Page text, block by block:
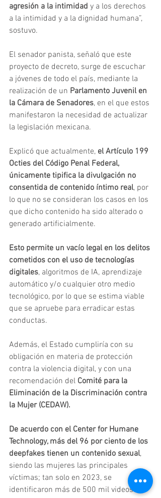
agresión a la intimidad y a los derechos
a la intimidad y a la dignidad humana”,
sostuvo.
El senador panista, señaló que este
proyecto de decreto, surge de escuchar
a jóvenes de todo el país, mediante la
realización de un Parlamento Juvenil en
la Cámara de Senadores, en el que estos
manifestaron la necesidad de actualizar
la legislación mexicana.
Explicó que actualmente, el Artículo 199
Octies del Código Penal Federal,
únicamente tipifica la divulgación no
consentida de contenido íntimo real, por
lo que no se consideran los casos en los
que dicho contenido ha sido alterado o
generado artificialmente.
Esto permite un vacío legal en los delitos
cometidos con el uso de tecnologías
digitales, algoritmos de IA, aprendizaje
automático y/o cualquier otro medio
tecnológico, por lo que se estima viable
que se apruebe para erradicar estas
conductas.
Además, el Estado cumpliría con su
obligación en materia de protección
contra la violencia digital, y con una
recomendación del Comité para la
Eliminación de la Discriminación contra
la Mujer (CEDAW).
De acuerdo con el Center for Humane
Technology, más del 96 por ciento de los
deepfakes tienen un contenido sexual,
siendo las mujeres las principales
víctimas; tan solo en 2023, se
identificaron más de 500 mil videos de